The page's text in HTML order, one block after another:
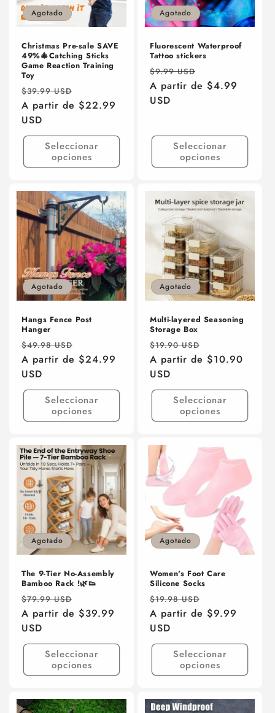
Agotado
Christmas Pre-sale SAVE
49%🎄Catching Sticks
Game Reaction Training
Toy
Precio
habitual
$39.99 USD
de
A partir de $22.99
USD
Seleccionar
opciones
Agotado
Fluorescent Waterproof
Tattoo stickers
Precio
habitual
$9.99 USD
de
A partir de $4.99
USD
Seleccionar
opciones
Agotado
Hangs Fence Post
Hanger
Precio
habitual
$49.98 USD
de
A partir de $24.99
USD
Seleccionar
opciones
Agotado
Multi-layered Seasoning
Storage Box
Precio
habitual
$19.90 USD
de
A partir de $10.90
USD
Seleccionar
opciones
Agotado
The 9-Tier No-Assembly
Bamboo Rack !🌿👟
Precio
habitual
$79.99 USD
de
A partir de $39.99
USD
Seleccionar
opciones
Agotado
Women's Foot Care
Silicone Socks
Precio
habitual
$19.98 USD
de
A partir de $9.99
USD
Seleccionar
opciones